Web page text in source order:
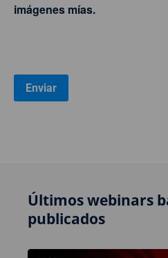
imágenes mías.
Últimos webinars
publicados